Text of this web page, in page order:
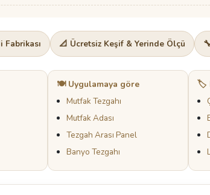
Fabrikası 📐 Ücretsiz Keşif & Yerinde Ölçü
🍽️ Uygulamaya göre
Mutfak Tezgahı
Mutfak Adası
Tezgah Arası Panel
Banyo Tezgahı
🏷️